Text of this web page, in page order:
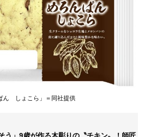
ん しょこら」＝同社提供